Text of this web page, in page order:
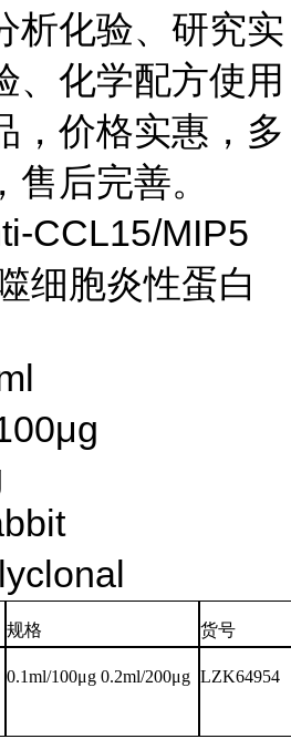
析化验、研究实
、化学配方使用
，价格实惠，多
后完善。
CCL15/MIP5
细胞炎性蛋白
规格 货号
0.1ml/100μg 0.2ml/200μg LZK64954